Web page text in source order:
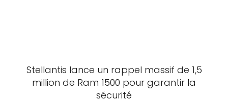
Stellantis lance un rappel massif de 1,5
million de Ram 1500 pour garantir la
sécurité